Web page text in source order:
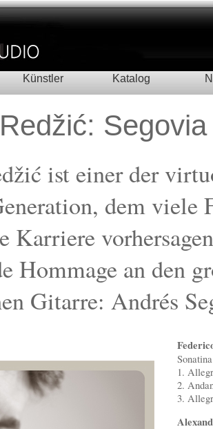
Künstler Katalog
ist einer der
dem viele
Karriere vorhersagen
Hommage an den
Gitarre: Andrés
Sonatina
1.
2.
3.